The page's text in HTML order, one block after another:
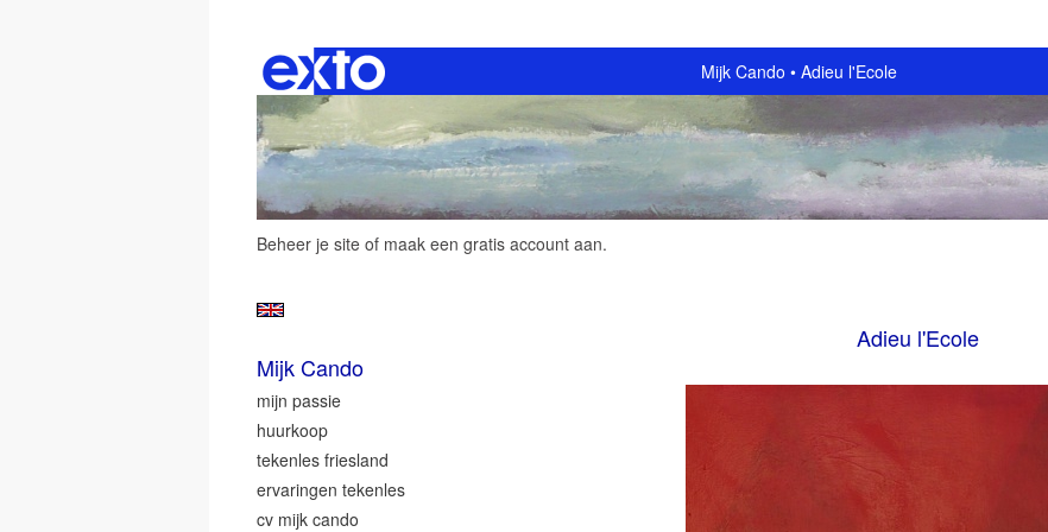
Mijk Cando Adieu l'Ecole
Beheer je site of maak een gratis account aan.
Adieu l'Ecole
Mijk Cando
mijn passie
huurkoop
tekenles friesland
ervaringen tekenles
cv mijk cando